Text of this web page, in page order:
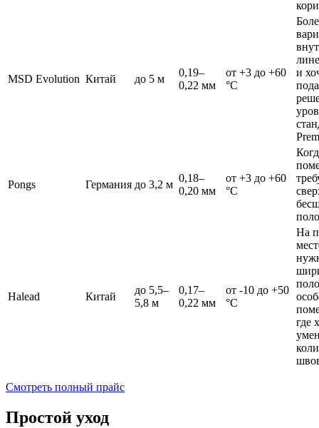
MSD Evolution Китай до 5 м
0,19–
0,22 мм
от +3 до +60
°C
и
Pongs Германия до 3,2 м
0,18–
0,20 мм
от +3 до +60
°C
Halead Китай
до 5,5–
5,8 м
0,17–
0,22 мм
от -10 до +50
°C
На
где
Смотреть полный прайс
Простой уход